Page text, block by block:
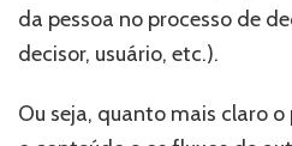
da pessoa no processo de
decisor, usuário, etc.).
Ou seja, quanto mais claro